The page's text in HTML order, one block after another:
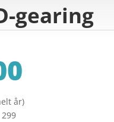
gearing
år)